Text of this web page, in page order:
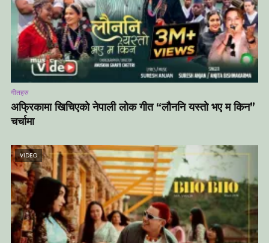
गीतहरु
अफ्रिकामा खिचिएको नेपाली लोक गीत “लौननि यस्तो भए म किन”
चर्चामा
VIDEO